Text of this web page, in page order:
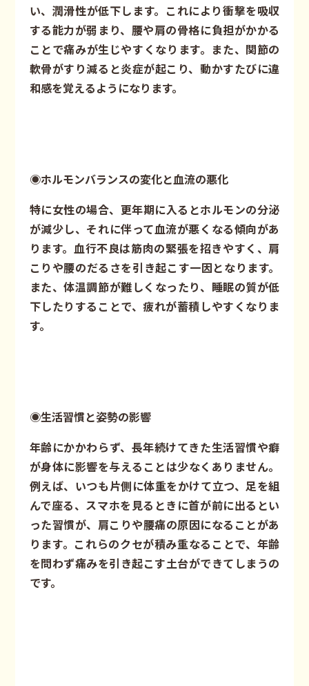
い、潤滑性が低下します。これにより衝撃を吸収
する能力が弱まり、腰や肩の骨格に負担がかかる
ことで痛みが生じやすくなります。また、関節の
軟骨がすり減ると炎症が起こり、動かすたびに違
和感を覚えるようになります。
◉ホルモンバランスの変化と血流の悪化
特に女性の場合、更年期に入るとホルモンの分泌
が減少し、それに伴って血流が悪くなる傾向があ
ります。血行不良は筋肉の緊張を招きやすく、肩
こりや腰のだるさを引き起こす一因となります。
また、体温調節が難しくなったり、睡眠の質が低
下したりすることで、疲れが蓄積しやすくなりま
す。
◉生活習慣と姿勢の影響
年齢にかかわらず、長年続けてきた生活習慣や癖
が身体に影響を与えることは少なくありません。
例えば、いつも片側に体重をかけて立つ、足を組
んで座る、スマホを見るときに首が前に出るとい
った習慣が、肩こりや腰痛の原因になることがあ
ります。これらのクセが積み重なることで、年齢
を問わず痛みを引き起こす土台ができてしまうの
です。